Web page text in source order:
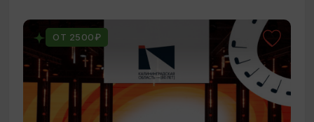
ОТ 2500₽